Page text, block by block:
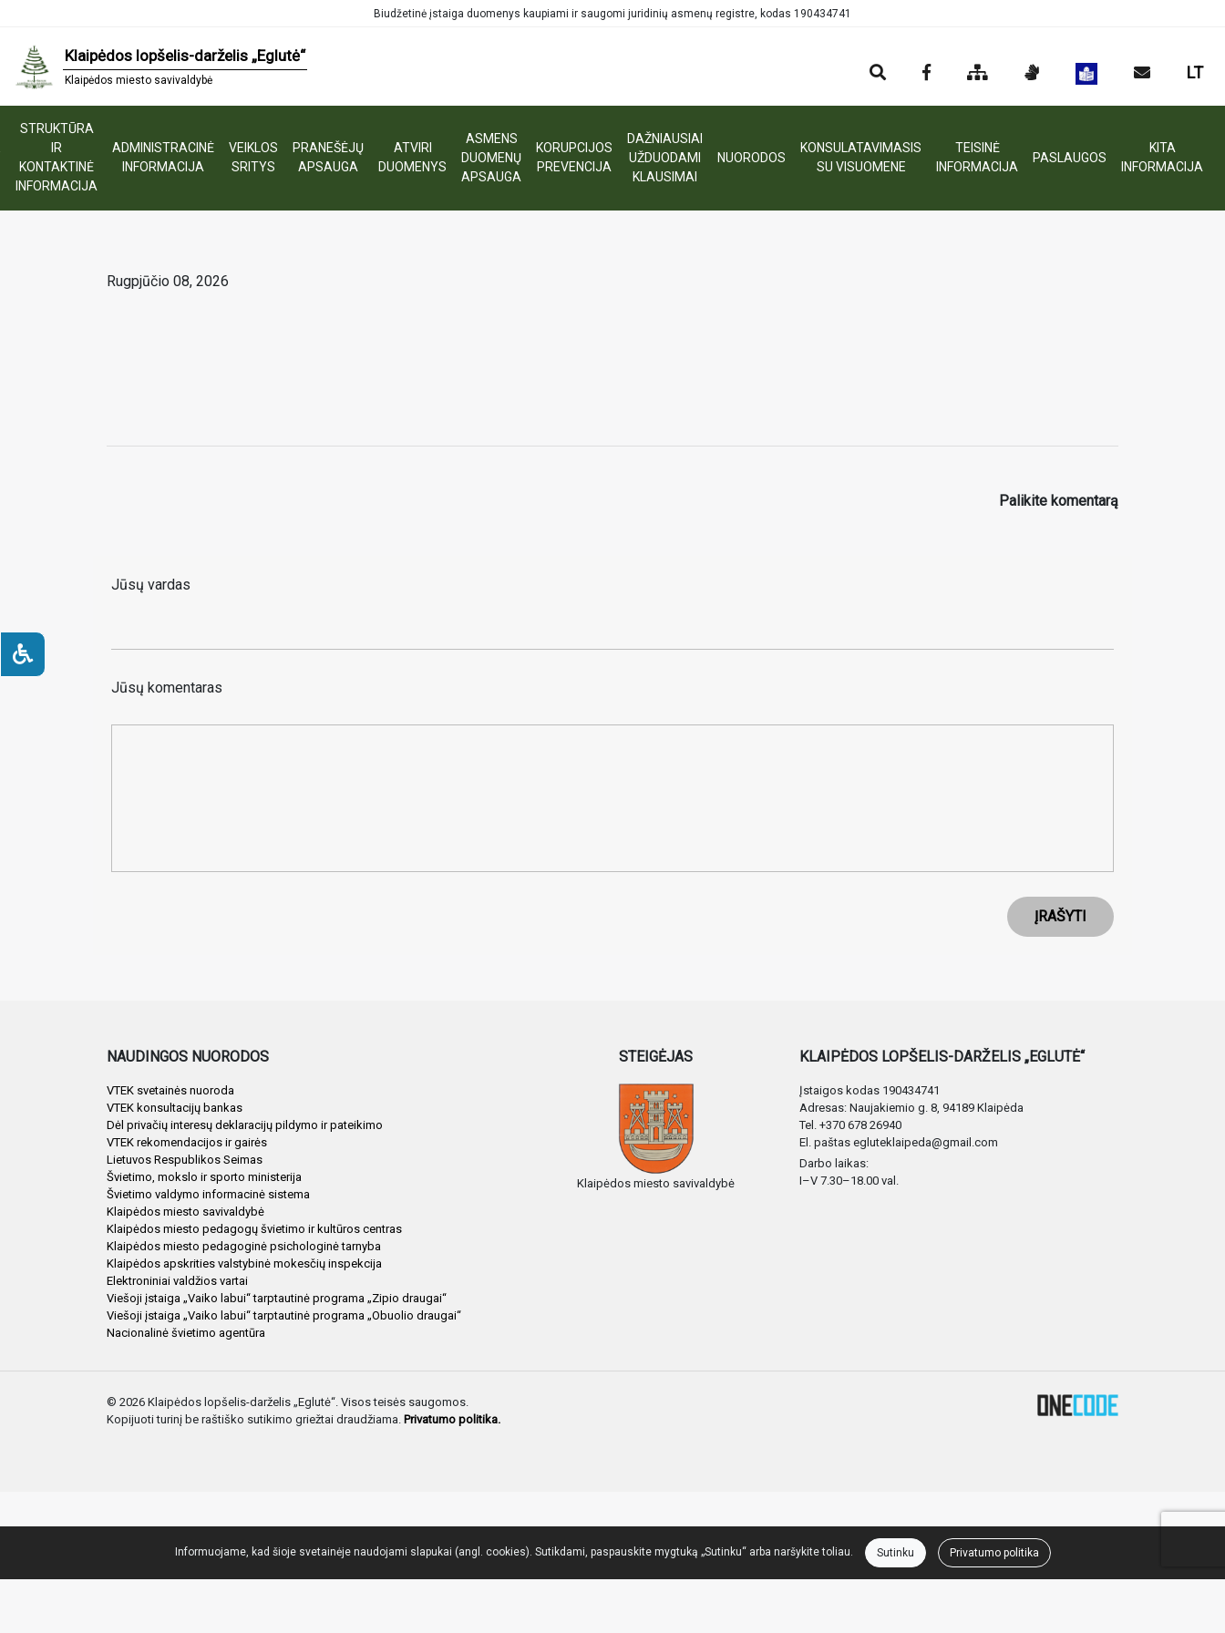
Biudžetinė įstaiga duomenys kaupiami ir saugomi juridinių asmenų registre, kodas 190434741
Klaipėdos lopšelis-darželis „Eglutė“
Klaipėdos miesto savivaldybė LT
STRUKTŪRA
IR
KONTAKTINĖ
INFORMACIJA
ADMINISTRACINĖ
INFORMACIJA
VEIKLOS
SRITYS
PRANEŠĖJŲ
APSAUGA
ATVIRI
DUOMENYS
ASMENS
DUOMENŲ
APSAUGA
KORUPCIJOS
PREVENCIJA
DAŽNIAUSIAI
UŽDUODAMI
KLAUSIMAI
NUORODOS
KONSULATAVIMASIS
SU VISUOMENE
TEISINĖ
INFORMACIJA
PASLAUGOS
KITA
INFORMACIJA
Rugpjūčio 08, 2026
Palikite komentarą
Jūsų vardas
Jūsų komentaras
ĮRAŠYTI
NAUDINGOS NUORODOS
VTEK svetainės nuoroda
VTEK konsultacijų bankas
Dėl privačių interesų deklaracijų pildymo ir pateikimo
VTEK rekomendacijos ir gairės
Lietuvos Respublikos Seimas
Švietimo, mokslo ir sporto ministerija
Švietimo valdymo informacinė sistema
Klaipėdos miesto savivaldybė
Klaipėdos miesto pedagogų švietimo ir kultūros centras
Klaipėdos miesto pedagoginė psichologinė tarnyba
Klaipėdos apskrities valstybinė mokesčių inspekcija
Elektroniniai valdžios vartai
Viešoji įstaiga „Vaiko labui“ tarptautinė programa „Zipio draugai“
Viešoji įstaiga „Vaiko labui“ tarptautinė programa „Obuolio draugai“
Nacionalinė švietimo agentūra
STEIGĖJAS
Klaipėdos miesto savivaldybė
KLAIPĖDOS LOPŠELIS-DARŽELIS „EGLUTĖ“
Įstaigos kodas 190434741
Adresas: Naujakiemio g. 8, 94189 Klaipėda
Tel. +370 678 26940
El. paštas egluteklaipeda@gmail.com
Darbo laikas:
I–V 7.30–18.00 val.
© 2026 Klaipėdos lopšelis-darželis „Eglutė“. Visos teisės saugomos.
Kopijuoti turinį be raštiško sutikimo griežtai draudžiama. Privatumo politika.
Informuojame, kad šioje svetainėje naudojami slapukai (angl. cookies). Sutikdami, paspauskite mygtuką „Sutinku“ arba naršykite toliau. Sutinku Privatumo politika